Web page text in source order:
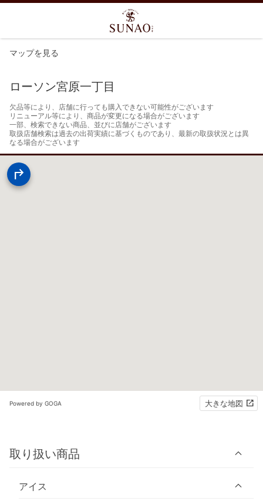
マップを見る
ローソン宮原一丁目
欠品等により、店舗に行っても購入できない可能性がございます
リニューアル等により、商品が変更になる場合がございます
一部、検索できない商品、並びに店舗がございます
取扱店舗検索は過去の出荷実績に基づくものであり、最新の取扱状況とは異
なる場合がございます
Powered by GOGA 大きな地図
取り扱い商品
アイス